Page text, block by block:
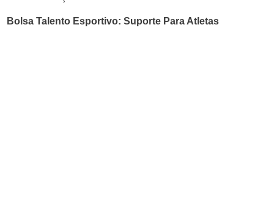
Bolsa Talento Esportivo: Suporte Para Atletas